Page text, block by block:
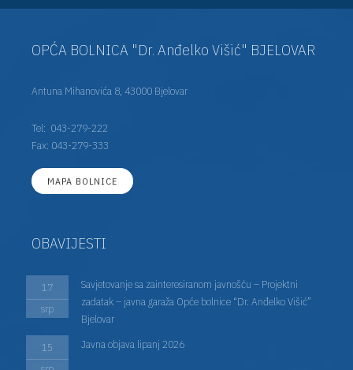
OPĆA BOLNICA "Dr. Anđelko Višić" BJELOVAR
Antuna Mihanovića 8, 43000 Bjelovar
Tel: 043-279-222
Fax: 043-279-333
MAPA BOLNICE
OBAVIJESTI
17
srp
Savjetovanje sa zainteresiranom javnošću – Projektni
zadatak – javna garaža Opće bolnice “Dr. Anđelko Višić”
Bjelovar
15
Javna objava lipanj 2026